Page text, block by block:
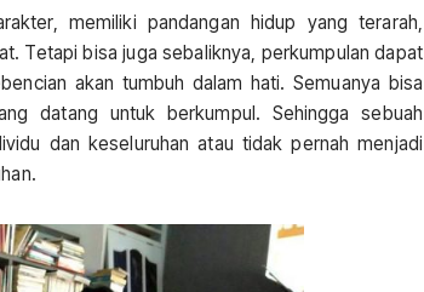
memiliki pandangan hidup yang terarah,
Tetapi bisa juga sebaliknya, perkumpulan dapat
akan tumbuh dalam hati. Semuanya bisa
datang untuk berkumpul. Sehingga sebuah
dan keseluruhan atau tidak pernah menjadi